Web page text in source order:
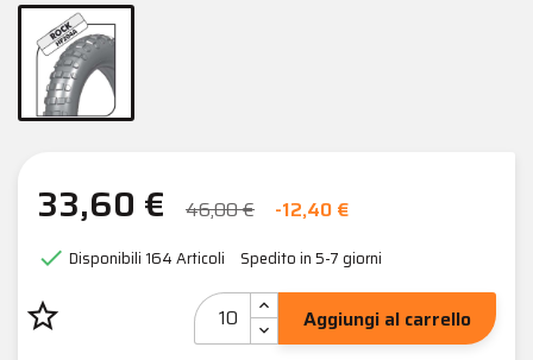
33,60 € 46,00 € -12,40 €
 Disponibili 164 Articoli Spedito in 5-7 giorni
star_border
Aggiungi al carrello